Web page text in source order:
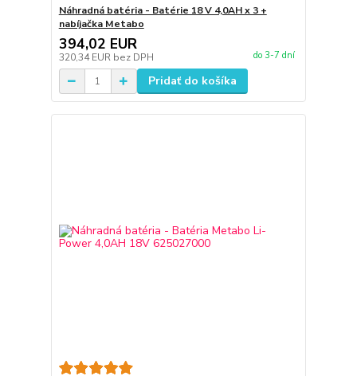
Náhradná batéria - Batérie 18 V 4,0AH x 3 +
nabíjačka Metabo
394,02 EUR
320,34 EUR bez DPH do 3-7 dní
Pridať do košíka